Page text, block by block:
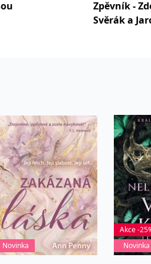
Zpěvník -
Svěrák a
Novinka
Akce -
Novinka